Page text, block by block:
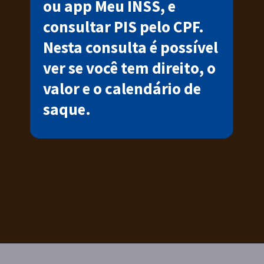
ou app Meu INSS, e
consultar PIS pelo CPF.
Nesta consulta é possível
ver se você tem direito, o
valor e o calendário de
saque.